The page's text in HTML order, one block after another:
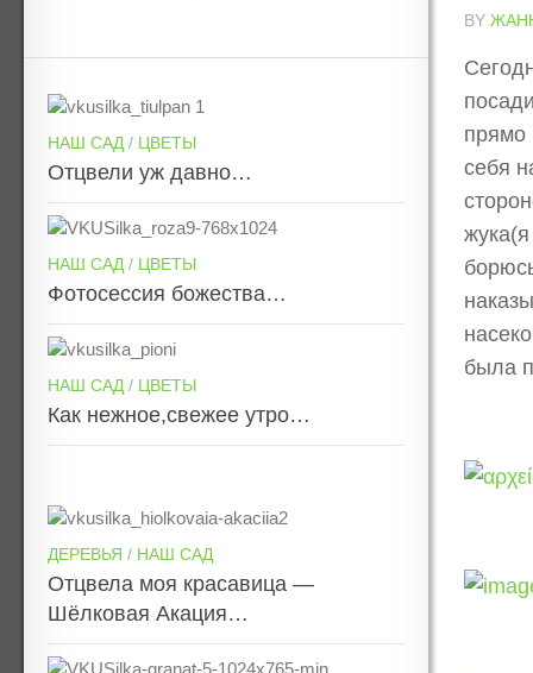
BY
прямо
себя
была
НАШ САД / ЦВЕТЫ
Отцвели уж давно…
НАШ САД / ЦВЕТЫ
Фотосессия божества…
НАШ САД / ЦВЕТЫ
Как нежное,свежее утро…
ДЕРЕВЬЯ / НАШ САД
Отцвела моя красавица —
Шёлковая Акация…